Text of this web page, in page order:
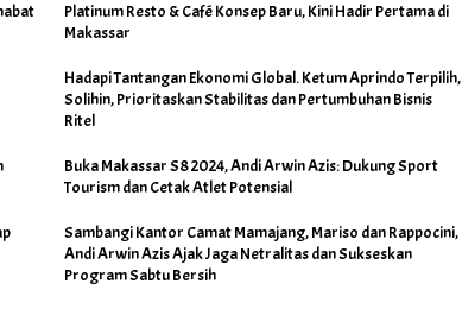
Platinum Resto & Café Konsep Baru, Kini Hadir Pertama di
Makassar
Hadapi Tantangan Ekonomi Global. Ketum Aprindo Terpilih,
Solihin, Prioritaskan Stabilitas dan Pertumbuhan Bisnis
Ritel
Buka Makassar S8 2024, Andi Arwin Azis: Dukung Sport
Tourism dan Cetak Atlet Potensial
Sambangi Kantor Camat Mamajang, Mariso dan Rappocini,
Andi Arwin Azis Ajak Jaga Netralitas dan Sukseskan
Program Sabtu Bersih